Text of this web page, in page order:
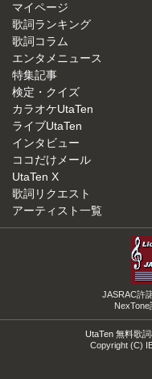
マイページ
歌詞ランキング
歌詞コラム
エンタメニュース
特集記事
検定・クイズ
カラオケUtaTen
ライブUtaTen
インタビュー
ココだけメール
UtaTen X
歌詞リクエスト
アーティスト一覧
JASRAC許
UtaTen 無料歌
Copyright (C)